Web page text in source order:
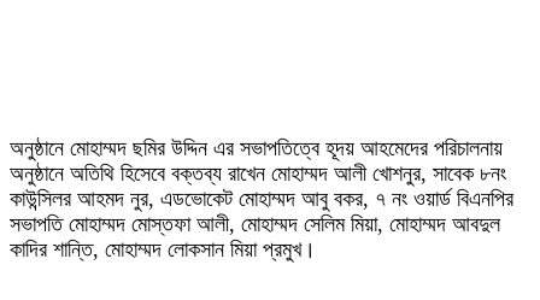
‎অনুষ্ঠানে মোহাম্মদ ছমির উদ্দিন এর সভাপতিত্বে হূদয় আহমেদের পরিচালনায়
অনুষ্ঠানে অতিথি হিসেবে বক্তব্য রাখেন মোহাম্মদ আলী খোশনুর, সাবেক ৮নং
কাউন্সিলর আহমদ নুর, এডভোকেট মোহাম্মদ আবু বকর, ৭ নং ওয়ার্ড বিএনপির
সভাপতি মোহাম্মদ মোস্তফা আলী, মোহাম্মদ সেলিম মিয়া, মোহাম্মদ আবদুল
কাদির শান্তি, মোহাম্মদ লোকসান মিয়া প্রমুখ।